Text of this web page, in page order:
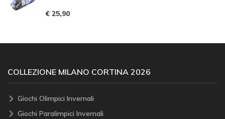
€ 25,90
COLLEZIONE MILANO CORTINA 2026
Giochi Olimpici Invernali
Giochi Paralimpici Invernali